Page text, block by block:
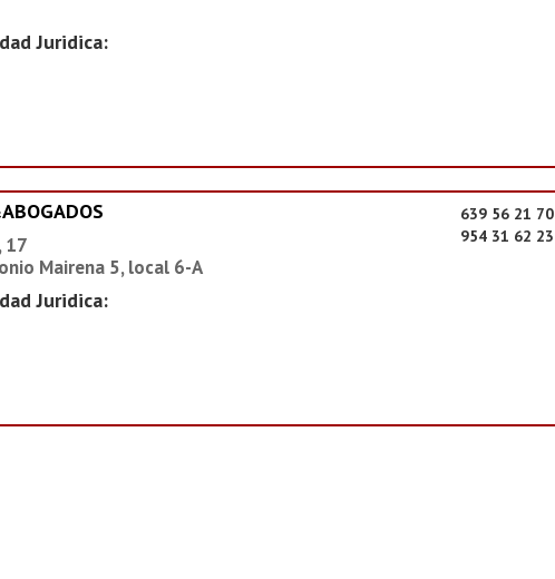
Juridica:
17
Mairena 5, local 6-A
Juridica:
639 56 21 70
954 31 62 23